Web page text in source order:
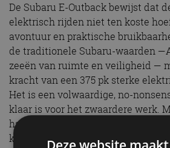
De Subaru E-Outback bewijst dat
elektrisch rijden niet ten koste
avontuur en praktische
de traditionele Subaru-waarden
zeeën van ruimte en veiligheid —
kracht van een 375 pk sterke
Het is een volwaardige, no-
klaar is voor het zwaardere werk.
haal je een uiterst complete en
kilometervreter in huis. Prijzen